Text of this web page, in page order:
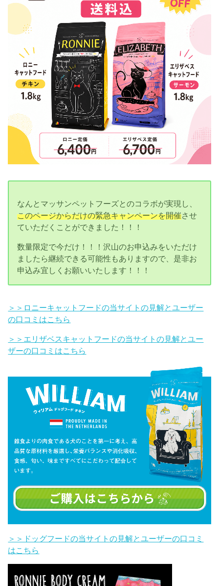
なんとマッサンペットフーズとのコラボが実現し、
このページからだけの緊急キャンペーンを開催させ
ていただくことができました！！！
数量限定で今だけ！！！沢山のお申込みをいただけ
ましたら継続できる可能性もありますので、是非お
申込み宜しくお願いいたします！！！
＞＞ロニーキャットフードの当サイトの見解とユーザー
の口コミはこちら
＞＞エリザベスキャットフードの当サイトの見解とユー
ザーの口コミはこちら
＞＞ドッグフードの当サイトの見解とユーザーの口コミ
はこちら